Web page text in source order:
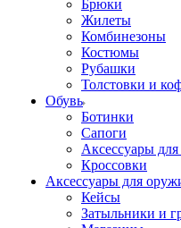
Брюки
Жилеты
Комбинезоны
Костюмы
Рубашки
Толстовки и
Обувь
Ботинки
Сапоги
Аксессуары для
Кроссовки
Аксессуары для
Кейсы
Затыльники и